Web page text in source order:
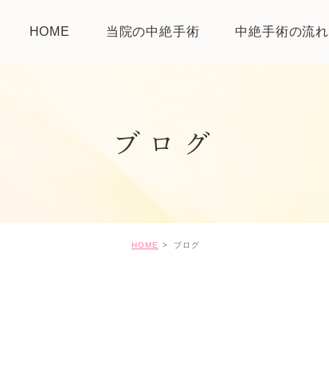
HOME 当院の中絶手術 中絶手術の流れ
ブログ
HOME ブログ